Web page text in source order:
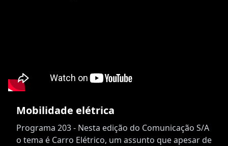
Mobilidade elétrica
Programa 203 - Nesta edição do Comunicação S/A
o tema é Carro Elétrico, um assunto que apesar de